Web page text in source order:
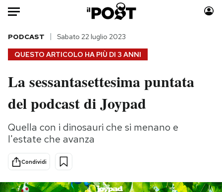
Auto
HOME
Italia
Politica
Tecnologia
Internet
Scienza
Cultura
Economia
Moda
Consumismi
Storie/Idee
Altrecose
QUESTO ARTICOLO HA PIÙ DI 3 ANNI
PODCAST Sabato 22 luglio 2023
La sessantasettesima puntata
del podcast di Joypad
Quella con i dinosauri che si menano e
l'estate che avanza
Condividi